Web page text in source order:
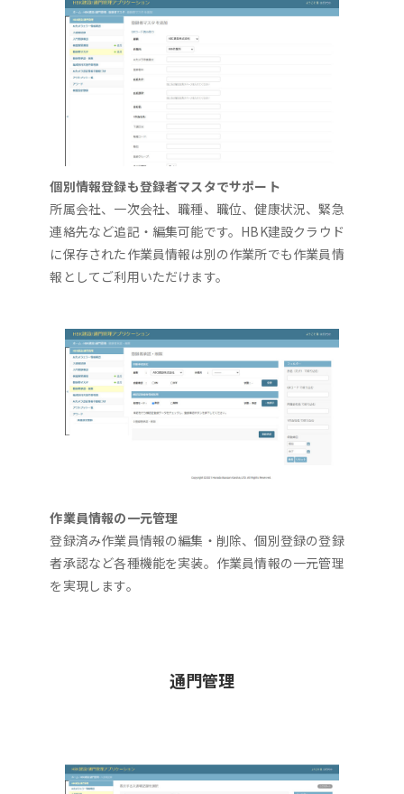
個別情報登録も登録者マスタでサポート
所属会社、一次会社、職種、職位、健康状況、緊急
連絡先など追記・編集可能です。HBK建設クラウド
に保存された作業員情報は別の作業所でも作業員情
報としてご利用いただけます。
作業員情報の一元管理
登録済み作業員情報の編集・削除、個別登録の登録
者承認など各種機能を実装。作業員情報の一元管理
を実現します。
通門管理